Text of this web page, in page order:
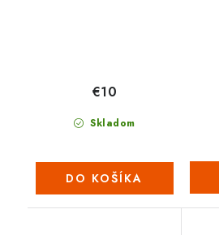
Skladom
€10
DO KOŠÍKA